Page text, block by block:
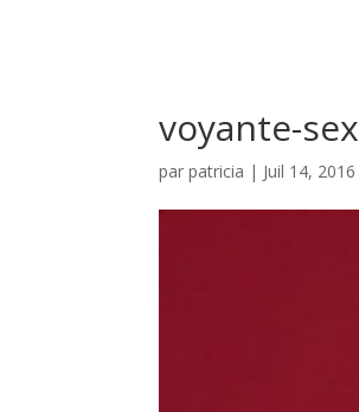
voyante-sex
parpatricia | Juil 14, 2016